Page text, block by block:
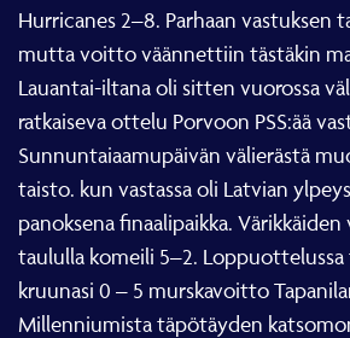
Hurricanes 2–8. Parhaan vastuksen
mutta voitto väännettiin tästäkin
Lauantai-iltana oli sitten vuorossa
ratkaiseva ottelu Porvoon PSS:ää
Sunnuntaiaamupäivän välierästä
taisto. kun vastassa oli Latvian
panoksena finaalipaikka.
taululla komeili 5–2. Loppuottelussa
kruunasi 0 – 5 murskavoitto
Millenniumista täpötäyden